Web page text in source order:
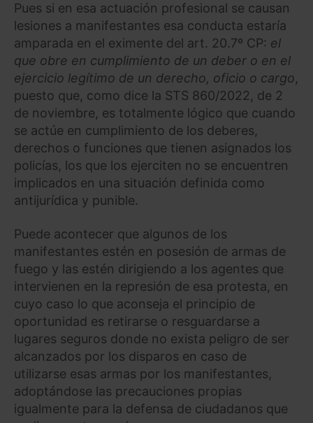
Pues si en esa actuación profesional se causan
lesiones a manifestantes esa conducta estaría
amparada en el eximente del art. 20.7º CP: el
que obre en cumplimiento de un deber o en el
ejercicio legítimo de un derecho, oficio o cargo,
puesto que, como dice la STS 860/2022, de 2
de noviembre, es totalmente lógico que cuando
se actúe en cumplimiento de los deberes,
derechos o funciones que tienen asignados los
policías, los que los ejerciten no se encuentren
implicados en una situación definida como
antijurídica y punible.
Puede acontecer que algunos de los
manifestantes estén en posesión de armas de
fuego y las estén dirigiendo a los agentes que
intervienen en la represión de esa protesta, en
cuyo caso lo que aconseja el principio de
oportunidad es retirarse o resguardarse a
lugares seguros donde no exista peligro de ser
alcanzados por los disparos en caso de
utilizarse esas armas por los manifestantes,
adoptándose las precauciones propias
igualmente para la defensa de ciudadanos que